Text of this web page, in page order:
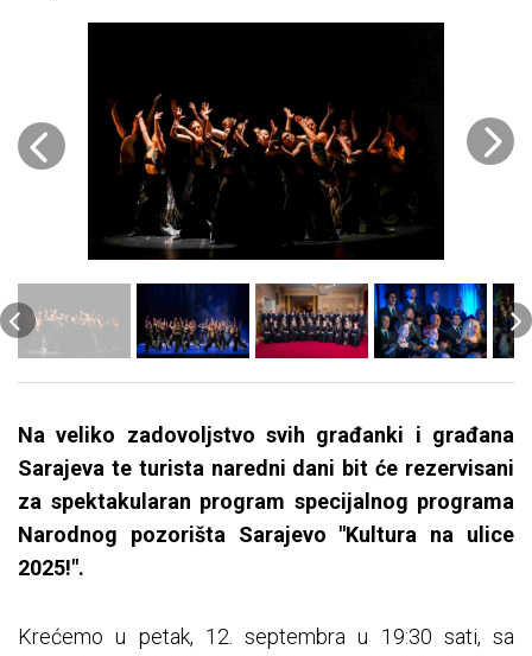
Na veliko zadovoljstvo svih građanki i građana
Sarajeva te turista naredni dani bit će rezervisani
za spektakularan program specijalnog programa
Narodnog pozorišta Sarajevo "Kultura na ulice
2025!".
Krećemo u petak, 12. septembra u 19:30 sati, sa